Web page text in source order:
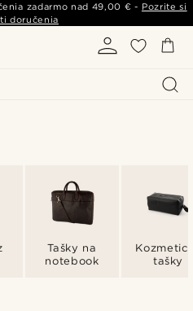
zadarmo nad 49,00 € - Pozrite si
doručenia
Tašky na
notebook
tašky